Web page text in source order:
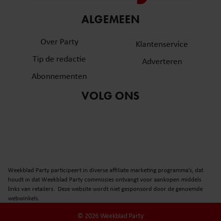
partners voor social media, adverteren en analyse. Deze
informatie die u aan ze heeft verstrekt of die ze hebben
verzameld op basis van uw gebruik van hun services. U
gebruiken.
ALGEMEEN
Over Party
Tip de redactie
Abonnementen
Klantenservice
Adverteren
VOLG ONS
Weekblad Party participeert in diverse affiliate marketing programma’s, dat
houdt in dat Weekblad Party commissies ontvangt voor aankopen middels
links van retailers. Deze website wordt niet gesponsord door de genoemde
webwinkels.
© 2026 Weekblad Party